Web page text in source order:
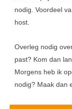
nodig. Voordeel
host.
Overleg nodig
past? Kom dan
Morgens heb ik
nodig? Maak dan